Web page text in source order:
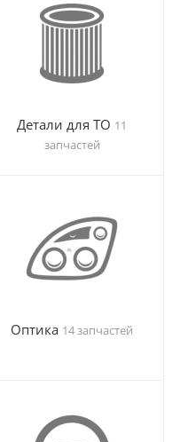
Детали для ТО 11
запчастей
Оптика 14 запчастей